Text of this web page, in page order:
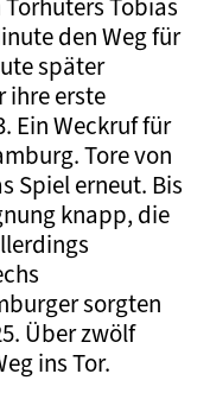
Tobias
den Weg für
später
ihre erste
Ein Weckruf für
Tore von
Spiel erneut. Bis
knapp, die
sorgten
Über zwölf
ins Tor.